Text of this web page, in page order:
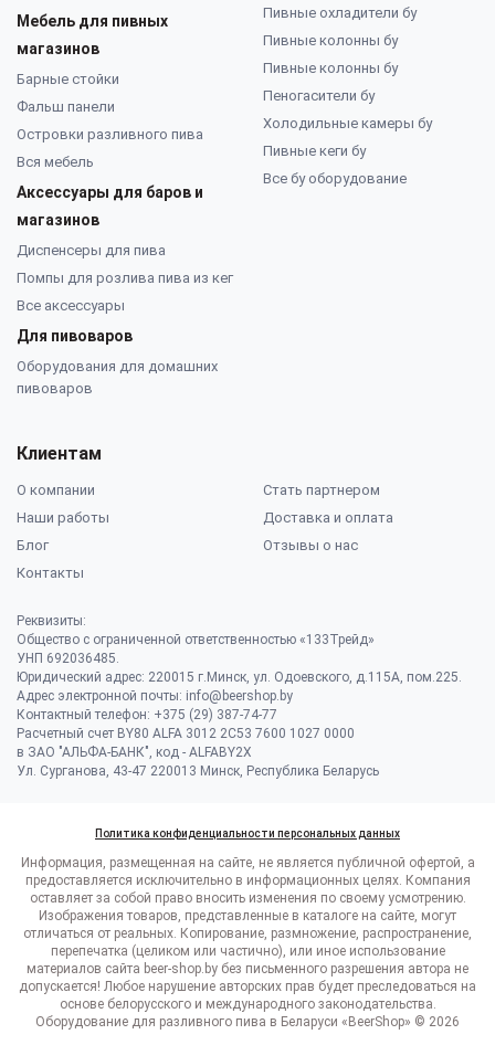
Мебель для пивных
магазинов
Барные стойки
Фальш панели
Островки разливного пива
Вся мебель
Аксессуары для баров и
магазинов
Диспенсеры для пива
Помпы для розлива пива из кег
Все аксессуары
Для пивоваров
Оборудования для домашних
пивоваров
Пивные охладители бу
Пивные колонны бу
Пивные колонны бу
Пеногасители бу
Холодильные камеры бу
Пивные кеги бу
Все бу оборудование
Клиентам
О компании
Стать партнером
Наши работы
Доставка и оплата
Блог
Отзывы о нас
Контакты
Реквизиты:
Общество с ограниченной ответственностью «133Трейд»
УНП 692036485​.
Юридический адрес: 220015 г.Минск, ул. Одоевского, д.115А, пом.225.
Адрес электронной почты: info@beershop.by
Контактный телефон: +375 (29) 387-74-77
Расчетный счет BY80 ALFA 3012 2C53 7600 1027 0000
в ЗАО "АЛЬФА-БАНК", код - ALFABY2X
Ул. Сурганова, 43-47 220013 Минск, Республика Беларусь
Политика конфиденциальности персональных данных
Информация, размещенная на сайте, не является публичной офертой, а
предоставляется исключительно в информационных целях. Компания
оставляет за собой право вносить изменения по своему усмотрению.
Изображения товаров, представленные в каталоге на сайте, могут
отличаться от реальных. Копирование, размножение, распространение,
перепечатка (целиком или частично), или иное использование
материалов сайта beer-shop.by без письменного разрешения автора не
допускается! Любое нарушение авторских прав будет преследоваться на
основе белорусского и международного законодательства.
Оборудование для разливного пива в Беларуси «BeerShop» © 2026